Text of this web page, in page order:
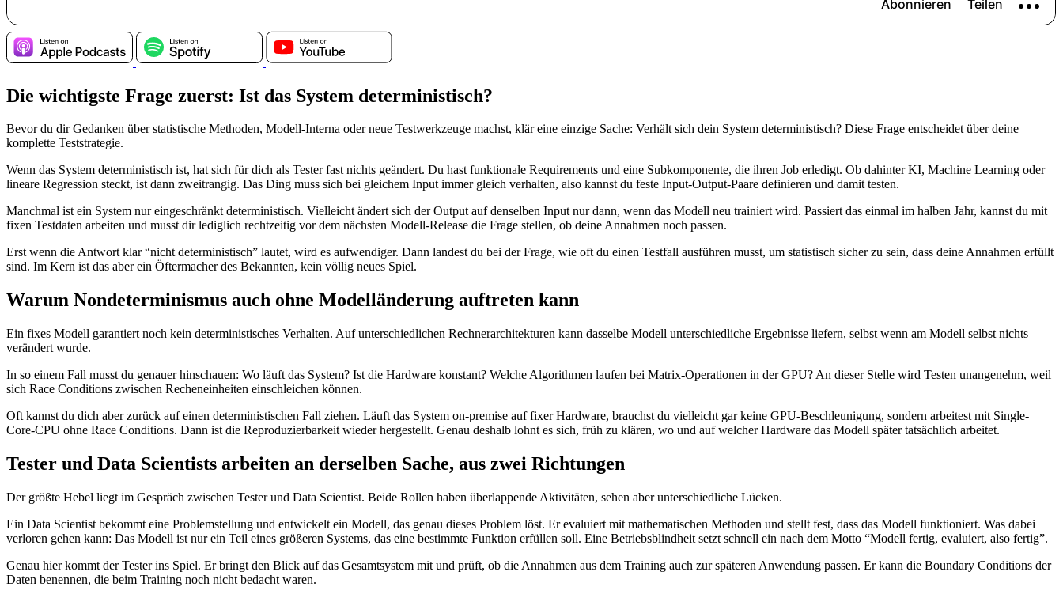
Die wichtigste Frage zuerst: Ist das System deterministisch?
Bevor du dir Gedanken über statistische Methoden, Modell-Interna oder neue Testwerkzeuge machst, klär eine einzige Sache: Verhält sich dein System deterministisch? Diese Frage entscheidet über deine
komplette Teststrategie.
Wenn das System deterministisch ist, hat sich für dich als Tester fast nichts geändert. Du hast funktionale Requirements und eine Subkomponente, die ihren Job erledigt. Ob dahinter KI, Machine Learning oder
lineare Regression steckt, ist dann zweitrangig. Das Ding muss sich bei gleichem Input immer gleich verhalten, also kannst du feste Input-Output-Paare definieren und damit testen.
Manchmal ist ein System nur eingeschränkt deterministisch. Vielleicht ändert sich der Output auf denselben Input nur dann, wenn das Modell neu trainiert wird. Passiert das einmal im halben Jahr, kannst du mit
fixen Testdaten arbeiten und musst dir lediglich rechtzeitig vor dem nächsten Modell-Release die Frage stellen, ob deine Annahmen noch passen.
Erst wenn die Antwort klar “nicht deterministisch” lautet, wird es aufwendiger. Dann landest du bei der Frage, wie oft du einen Testfall ausführen musst, um statistisch sicher zu sein, dass deine Annahmen erfüllt
sind. Im Kern ist das aber ein Öftermacher des Bekannten, kein völlig neues Spiel.
Warum Nondeterminismus auch ohne Modelländerung auftreten kann
Ein fixes Modell garantiert noch kein deterministisches Verhalten. Auf unterschiedlichen Rechnerarchitekturen kann dasselbe Modell unterschiedliche Ergebnisse liefern, selbst wenn am Modell selbst nichts
verändert wurde.
In so einem Fall musst du genauer hinschauen: Wo läuft das System? Ist die Hardware konstant? Welche Algorithmen laufen bei Matrix-Operationen in der GPU? An dieser Stelle wird Testen unangenehm, weil
sich Race Conditions zwischen Recheneinheiten einschleichen können.
Oft kannst du dich aber zurück auf einen deterministischen Fall ziehen. Läuft das System on-premise auf fixer Hardware, brauchst du vielleicht gar keine GPU-Beschleunigung, sondern arbeitest mit Single-
Core-CPU ohne Race Conditions. Dann ist die Reproduzierbarkeit wieder hergestellt. Genau deshalb lohnt es sich, früh zu klären, wo und auf welcher Hardware das Modell später tatsächlich arbeitet.
Tester und Data Scientists arbeiten an derselben Sache, aus zwei Richtungen
Der größte Hebel liegt im Gespräch zwischen Tester und Data Scientist. Beide Rollen haben überlappende Aktivitäten, sehen aber unterschiedliche Lücken.
Ein Data Scientist bekommt eine Problemstellung und entwickelt ein Modell, das genau dieses Problem löst. Er evaluiert mit mathematischen Methoden und stellt fest, dass das Modell funktioniert. Was dabei
verloren gehen kann: Das Modell ist nur ein Teil eines größeren Systems, das eine bestimmte Funktion erfüllen soll. Eine Betriebsblindheit setzt schnell ein nach dem Motto “Modell fertig, evaluiert, also fertig”.
Genau hier kommt der Tester ins Spiel. Er bringt den Blick auf das Gesamtsystem mit und prüft, ob die Annahmen aus dem Training auch zur späteren Anwendung passen. Er kann die Boundary Conditions der
Daten benennen, die beim Training noch nicht bedacht waren.